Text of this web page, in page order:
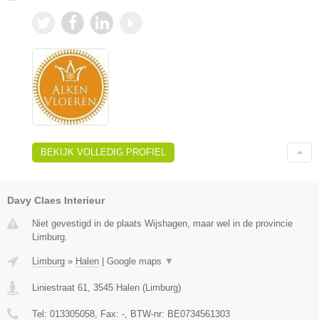
BEKIJK VOLLEDIG PROFIEL
Davy Claes Interieur
Niet gevestigd in de plaats Wijshagen, maar wel in de provincie
Limburg.
Limburg » Halen | Google maps ▼
Liniestraat 61 3545 Halen (Limburg)
Tel: 013305058 , Fax: - , BTW-nr: BE0734561303